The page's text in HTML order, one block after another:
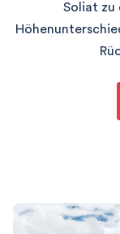
Soliat zu